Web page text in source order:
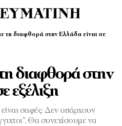
τη διαφθορά στην Ελλάδα είναι σε
διαφθορά στην
εξέλιξη
σαφές: Δεν υπάρχουν
Θα συνεχίσουμε να